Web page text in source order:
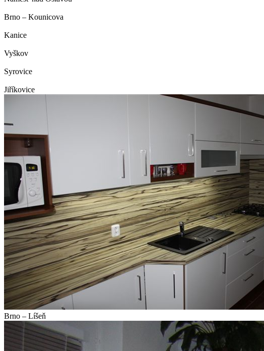
Brno – Kounicova
Kanice
Vyškov
Syrovice
Jiříkovice
Brno – Líšeň